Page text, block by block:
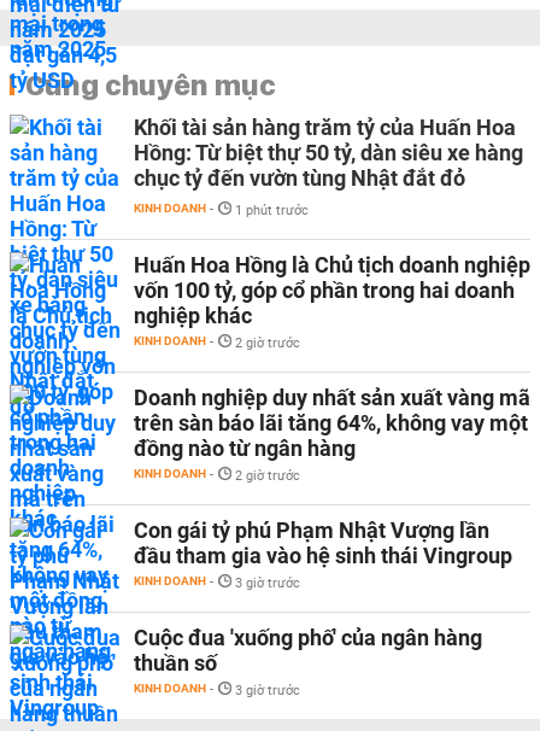
Cùng chuyên mục
Khối tài sản hàng trăm tỷ của Huấn Hoa
Hồng: Từ biệt thự 50 tỷ, dàn siêu xe hàng
chục tỷ đến vườn tùng Nhật đắt đỏ
KINH DOANH - 1 phút trước
Huấn Hoa Hồng là Chủ tịch doanh nghiệp
vốn 100 tỷ, góp cổ phần trong hai doanh
nghiệp khác
KINH DOANH - 2 giờ trước
Doanh nghiệp duy nhất sản xuất vàng mã
trên sàn báo lãi tăng 64%, không vay một
đồng nào từ ngân hàng
KINH DOANH - 2 giờ trước
Con gái tỷ phú Phạm Nhật Vượng lần
đầu tham gia vào hệ sinh thái Vingroup
KINH DOANH - 3 giờ trước
Cuộc đua 'xuống phố' của ngân hàng
thuần số
KINH DOANH - 3 giờ trước